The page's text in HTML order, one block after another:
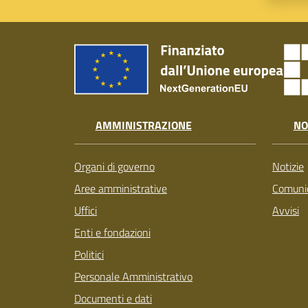
AMMINISTRAZIONE
Organi di governo
Aree amministrative
Uffici
Enti e fondazioni
Politici
Personale Amministrativo
Documenti e dati
Notizie
Avvisi